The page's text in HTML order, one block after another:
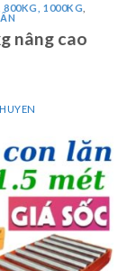
800KG, 1000KG
nâng cao
HUYEN